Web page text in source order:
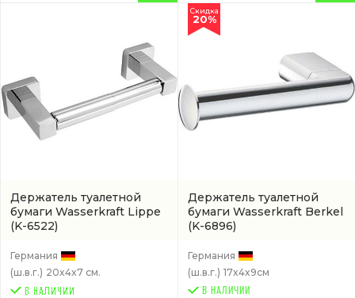
Держатель туалетной
бумаги Wasserkraft Lippe
(K-6522)
Германия
(ш.в.г.) 20x4x7 см.
Держатель туалетной
бумаги Wasserkraft Berkel
(K-6896)
Скидка
20%
Германия
(ш.в.г.) 17x4x9см
В НАЛИЧИИ